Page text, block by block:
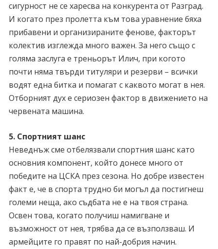
сигурност не се харесва на конкурента от Разград.
И когато през пролетта към това уравнение бяха
прибавени и организираните фенове, факторът
колектив изглежда много важен. За него също с
голяма заслуга е треньорът Илич, при когото
почти няма твърди титуляри и резерви – всички
водят една битка и помагат с каквото могат в нея.
Отборният дух е сериозен фактор в движението на
червената машина.
5. Спортният шанс
Неведнъж сме отбелязвали спортния шанс като
основния компонент, който донесе много от
победите на ЦСКА през сезона. Но добре известен
факт е, че в спорта трудно би могъл да постигнеш
големи неща, ако съдбата не е на твоя страна.
Освен това, когато получиш намигване и
възможност от нея, трябва да се възползваш. И
армейците го правят по най-добрия начин.